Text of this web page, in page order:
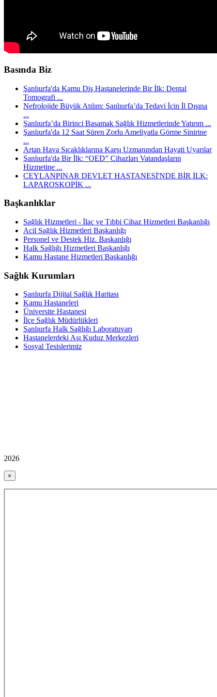
Basında Biz
Şanlıurfa'da Kamu Diş Hastanelerinde Bir İlk: Dental
Tomografi ...
Nefrolojide Büyük Atılım: Şanlıurfa’da Tedavi İçin İl Dışına
...
Şanlıurfa’da Birinci Basamak Sağlık Hizmetlerinde Yatırım ...
Şanlıurfa'da 12 Saat Süren Zorlu Ameliyatla Görme Sinirine
...
Artan Hava Sıcaklıklarına Karşı Uzmanından Hayati Uyarılar
Şanlıurfa'da Bir İlk: “OED” Cihazları Vatandaşların
Hizmetine ...
CEYLANPINAR DEVLET HASTANESİ'NDE BİR İLK:
LAPAROSKOPİK ...
Başkanlıklar
Sağlık Hizmetleri - İlaç ve Tıbbi Cihaz Hizmetleri Başkanlığı
Acil Sağlık Hizmetleri Başkanlığı
Personel ve Destek Hiz. Başkanlığı
Halk Sağlığı Hizmetleri Başkanlığı
Kamu Hastane Hizmetleri Başkanlığı
Sağlık Kurumları
Şanlıurfa Dijital Sağlık Haritası
Kamu Hastaneleri
Üniversite Hastanesi
İlçe Sağlık Müdürlükleri
Şanlıurfa Halk Sağlığı Laboratuvarı
Hastanelerdeki Aşı Kuduz Merkezleri
Sosyal Tesislerimiz
2026
×